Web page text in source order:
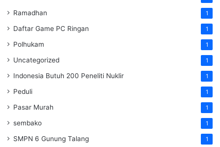
Ramadhan 1
Daftar Game PC Ringan 1
Polhukam 1
Uncategorized 1
Indonesia Butuh 200 Peneliti Nuklir 1
Peduli 1
Pasar Murah 1
sembako 1
SMPN 6 Gunung Talang 1